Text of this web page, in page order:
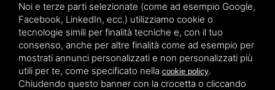
POLIZZA RESPONSABILITA' CIVILE REVO N.
OX00020791 valida dal 12/11/2025 al
12/11/2026
POLIZZA FONDO GARANZIA INSOLVENZA
REVO N. OX00043679 valida dal 03/03/26 al
03/03/27
Noi e terze parti selezionate (come ad esempio Google,
Facebook, LinkedIn, ecc.) utilizziamo cookie o
tecnologie simili per finalità tecniche e, con il tuo
consenso, anche per altre finalità come ad esempio per
mostrati annunci personalizzati e non personalizzati più
utili per te, come specificato nella cookie policy.
Chiudendo questo banner con la crocetta o cliccando